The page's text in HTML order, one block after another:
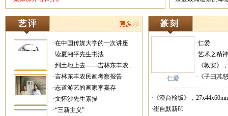
·在中国传媒大学的一次讲座
·读夏湘平先生书法
·到土地上去——吉林东丰农..
·吉林东丰农民画考察报告
·志道游艺的画家李嘉存
·文怀沙先生素描
·“三新主义”
仁爱
·仁爱
·艺术之精
·《敦安》
·《子曰其
·《澄台翰饭》，
·崔自默新印